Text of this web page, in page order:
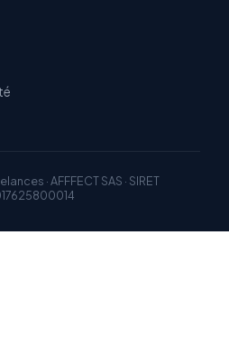
· AFFFECT SAS · SIRET